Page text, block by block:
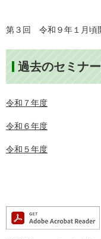
第３回 令和９年１月頃
過去のセミナ
令和７年度
令和６年度
令和５年度